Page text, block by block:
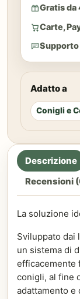
quantitàGratis da
Carte,
Supporto
Adatto a
Conigli e
Descrizione
Recensioni
La soluzione
Sviluppato dai
un sistema di
efficacemente
conigli, al fine
adattamento e